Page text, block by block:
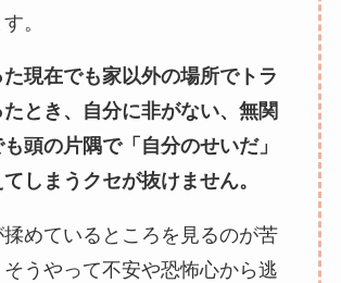
。
現在でも家以外の場所でトラ
とき、自分に非がない、無関
頭の片隅で「自分のせいだ」
しまうクセが抜けません。
めているところを見るのが苦
うやって不安や恐怖心から逃